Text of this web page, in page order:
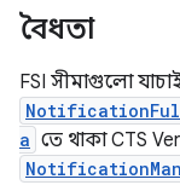
বৈধতা
FSI সীমাগুলো
a তে থাকা CTS